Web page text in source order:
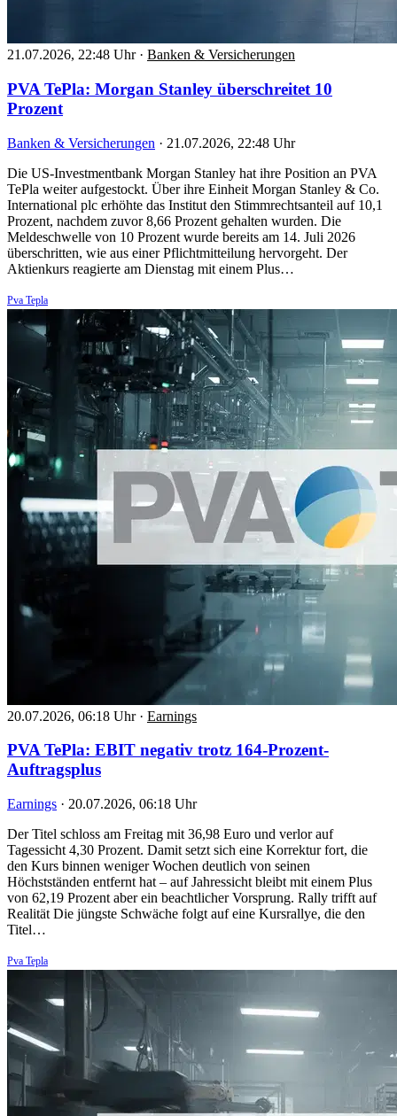
21.07.2026, 22:48 Uhr · Banken & Versicherungen
PVA TePla: Morgan Stanley überschreitet 10
Prozent
Banken & Versicherungen · 21.07.2026, 22:48 Uhr
Die US-Investmentbank Morgan Stanley hat ihre Position an PVA
TePla weiter aufgestockt. Über ihre Einheit Morgan Stanley & Co.
International plc erhöhte das Institut den Stimmrechtsanteil auf 10,1
Prozent, nachdem zuvor 8,66 Prozent gehalten wurden. Die
Meldeschwelle von 10 Prozent wurde bereits am 14. Juli 2026
überschritten, wie aus einer Pflichtmitteilung hervorgeht. Der
Aktienkurs reagierte am Dienstag mit einem Plus…
Pva Tepla
20.07.2026, 06:18 Uhr · Earnings
PVA TePla: EBIT negativ trotz 164-Prozent-
Auftragsplus
Earnings · 20.07.2026, 06:18 Uhr
Der Titel schloss am Freitag mit 36,98 Euro und verlor auf
Tagessicht 4,30 Prozent. Damit setzt sich eine Korrektur fort, die
den Kurs binnen weniger Wochen deutlich von seinen
Höchstständen entfernt hat – auf Jahressicht bleibt mit einem Plus
von 62,19 Prozent aber ein beachtlicher Vorsprung. Rally trifft auf
Realität Die jüngste Schwäche folgt auf eine Kursrallye, die den
Titel…
Pva Tepla